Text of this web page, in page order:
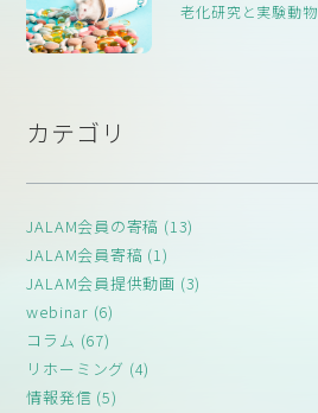
老化研究と実験動物
カテゴリ
JALAM会員の寄稿 (13)
JALAM会員寄稿 (1)
JALAM会員提供動画 (3)
webinar (6)
コラム (67)
リホーミング (4)
情報発信 (5)